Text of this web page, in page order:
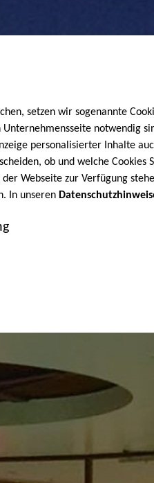
setzen wir sogenannte
notwendig
personalisierter Inhalte
ob und welche Cookies
Webseite zur Verfügung
In unseren